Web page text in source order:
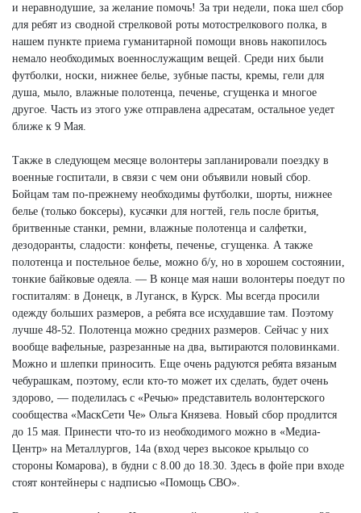
и неравнодушие, за желание помочь! За три недели, пока шел сбор
для ребят из сводной стрелковой роты мотострелкового полка, в
нашем пункте приема гуманитарной помощи вновь накопилось
немало необходимых военнослужащим вещей. Среди них были
футболки, носки, нижнее белье, зубные пасты, кремы, гели для
душа, мыло, влажные полотенца, печенье, сгущенка и многое
другое. Часть из этого уже отправлена адресатам, остальное уедет
ближе к 9 Мая.
Также в следующем месяце волонтеры запланировали поездку в
военные госпитали, в связи с чем они объявили новый сбор.
Бойцам там по-прежнему необходимы футболки, шорты, нижнее
белье (только боксеры), кусачки для ногтей, гель после бритья,
бритвенные станки, ремни, влажные полотенца и салфетки,
дезодоранты, сладости: конфеты, печенье, сгущенка. А также
полотенца и постельное белье, можно б/у, но в хорошем состоянии,
тонкие байковые одеяла. — В конце мая наши волонтеры поедут по
госпиталям: в Донецк, в Луганск, в Курск. Мы всегда просили
одежду больших размеров, а ребята все исхудавшие там. Поэтому
лучше 48-52. Полотенца можно средних размеров. Сейчас у них
вообще вафельные, разрезанные на два, вытираются половинками.
Можно и шлепки приносить. Еще очень радуются ребята вязаным
чебурашкам, поэтому, если кто-то может их сделать, будет очень
здорово, — поделилась с «Речью» представитель волонтерского
сообщества «МаскСети Че» Ольга Князева. Новый сбор продлится
до 15 мая. Принести что-то из необходимого можно в «Медиа-
Центр» на Металлургов, 14а (вход через высокое крыльцо со
стороны Комарова), в будни с 8.00 до 18.30. Здесь в фойе при входе
стоят контейнеры с надписью «Помощь СВО».